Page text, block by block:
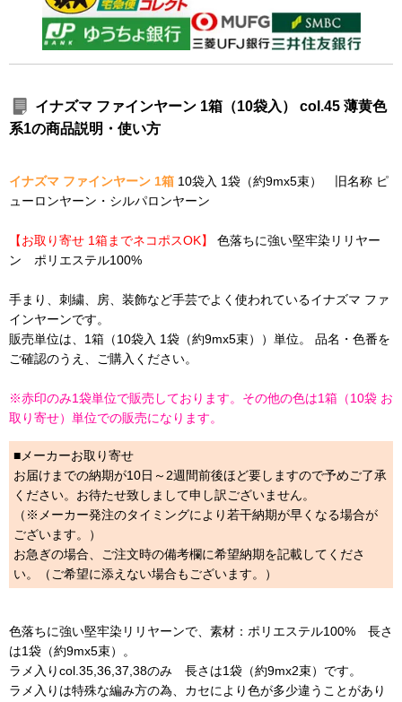
イナズマ ファインヤーン 1箱（10袋入） col.45 薄黄色
系1の商品説明・使い方
イナズマ ファインヤーン 1箱 10袋入 1袋（約9mx5束） 旧名称 ピ
ューロンヤーン・シルパロンヤーン
【お取り寄せ 1箱までネコポスOK】
色落ちに強い堅牢染リリヤー
ン ポリエステル100%
手まり、刺繍、房、装飾など手芸でよく使われているイナズマ ファ
インヤーンです。
販売単位は、1箱（10袋入 1袋（約9mx5束））単位。 品名・色番を
ご確認のうえ、ご購入ください。
※赤印のみ1袋単位で販売しております。その他の色は1箱（10袋 お
取り寄せ）単位での販売になります。
■メーカーお取り寄せ
お届けまでの納期が10日～2週間前後ほど要しますので予めご了承
ください。お待たせ致しまして申し訳ございません。
（※メーカー発注のタイミングにより若干納期が早くなる場合が
ございます。）
お急ぎの場合、ご注文時の備考欄に希望納期を記載してくださ
い。（ご希望に添えない場合もございます。）
色落ちに強い堅牢染リリヤーンで、素材：ポリエステル100% 長さ
は1袋（約9mx5束）。
ラメ入りcol.35,36,37,38のみ 長さは1袋（約9mx2束）です。
ラメ入りは特殊な編み方の為、カセにより色が多少違うことがあり